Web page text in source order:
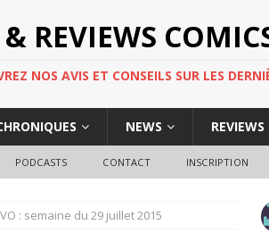
REVIEWS
NOS AVIS ET CONSEILS SUR LES
NEWS REVIEWS
PODCASTS CONTACT INSCRIPTION
: semaine du 29 juillet 2015